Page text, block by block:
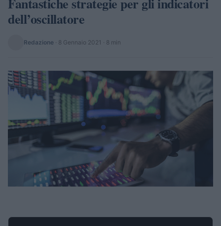
dell’oscillatore
Redazione · 8 Gennaio 2021 · 8 min